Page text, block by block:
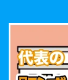
o
k
g
a
m